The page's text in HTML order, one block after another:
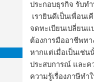
ประกอบธุรกิจ รับท
เรายินดีเป็นเพื่อน
จดทะเบียนเปลี่ยน
ต้องการมืออาชีพท
หากแต่เมื่อเป็นเช่
ประสบการณ์ และค
ความรู้เรื่องภาษีท